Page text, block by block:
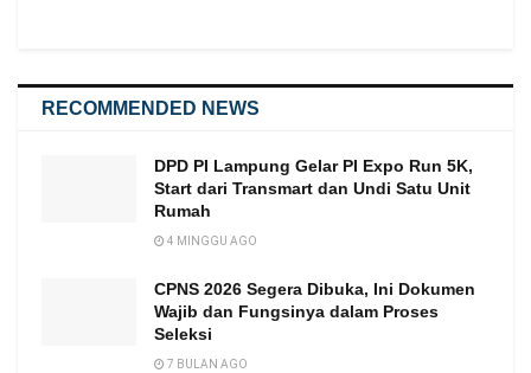
RECOMMENDED NEWS
DPD PI Lampung Gelar PI Expo Run 5K,
Start dari Transmart dan Undi Satu Unit
Rumah
4 MINGGU AGO
CPNS 2026 Segera Dibuka, Ini Dokumen
Wajib dan Fungsinya dalam Proses
Seleksi
7 BULAN AGO